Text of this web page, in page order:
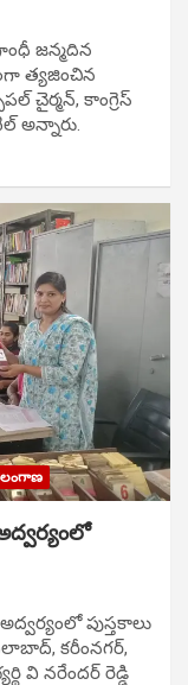
జ‌న్మ‌దిన
త్య‌జించిన
చైర్మ‌న్, కాంగ్రెస్
అన్నారు.
పుస్తకాలు
కరీంనగర్,
వి నరేందర్ రెడ్డి